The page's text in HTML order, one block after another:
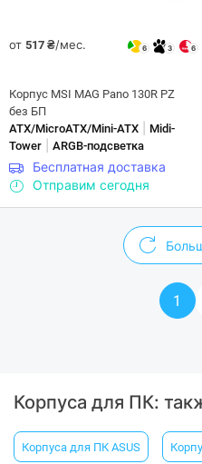
от 517 ₴/мес. 6 3 6
Корпус MSI MAG Pano 130R PZ
без БП
ATX/MicroATX/Mini-ATX
Midi-
Tower
ARGB-подсветка
Бесплатная доставка
Отправим сегодня
1
Корпуса для ПК:
Корпуса для ПК ASUS